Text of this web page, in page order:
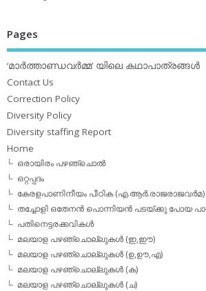
Pages
‘മാര്‍ത്താണ്ഡവര്‍മ്മ’ യിലെ കഥാപാത്രങ്ങള്‍
Contact Us
Correction Policy
Diversity Policy
Diversity staffing Report
Home
ഒരായിരം പഴഞ്ചൊല്‍
ഒറ്റപ്പദം
കേരളപാണിനീയം പീഠിക (എ.ആര്‍.രാജരാജവര്‍മ)
തച്ചോളി ഒതേനൻ പൊന്നിയൻ പടയ്‌ക്കു പോയ
പതിനെട്ടരക്കവികള്‍
മലയാള പഴഞ്ചൊല്ലുകള്‍ (ഇ,ഈ)
മലയാള പഴഞ്ചൊല്ലുകള്‍ (ഉ,ഊ,എ)
മലയാള പഴഞ്ചൊല്ലുകള്‍ (ക)
മലയാള പഴഞ്ചൊല്ലുകള്‍ (ച)